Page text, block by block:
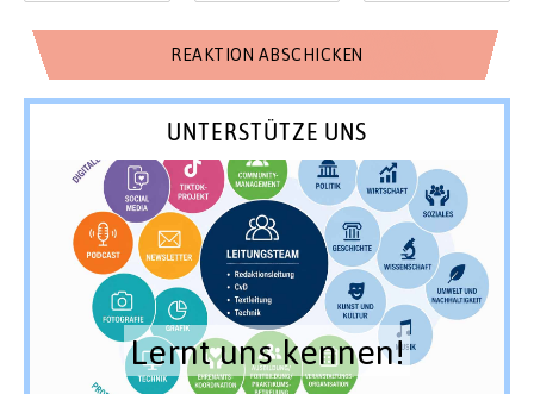
UNTERSTÜTZE UNS
Lernt uns kennen!